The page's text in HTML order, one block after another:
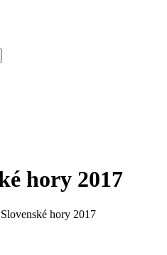
hory 2017
hory 2017